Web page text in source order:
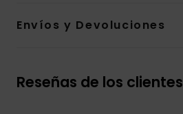
Envíos y Devoluciones
Reseñas de los clientes